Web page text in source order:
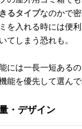
るタイプなのかで
を入れる時には便
てしまう恐れも。
には一長一短ある
能を優先して選んで
・デザイン